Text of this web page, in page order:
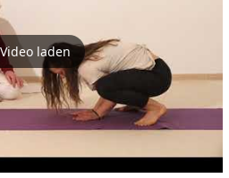
Video laden